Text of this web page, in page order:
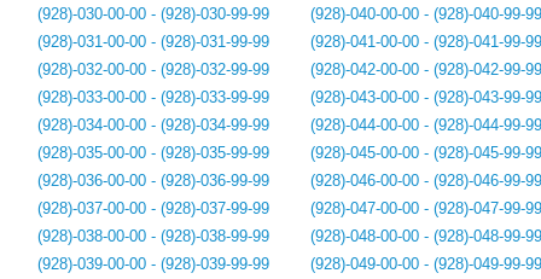
(928)-030-00-00 - (928)-030-99-99
(928)-031-00-00 - (928)-031-99-99
(928)-032-00-00 - (928)-032-99-99
(928)-033-00-00 - (928)-033-99-99
(928)-034-00-00 - (928)-034-99-99
(928)-035-00-00 - (928)-035-99-99
(928)-036-00-00 - (928)-036-99-99
(928)-037-00-00 - (928)-037-99-99
(928)-038-00-00 - (928)-038-99-99
(928)-039-00-00 - (928)-039-99-99
(928)-040-00-00 - (928)-040-99-99
(928)-041-00-00 - (928)-041-99-99
(928)-042-00-00 - (928)-042-99-99
(928)-043-00-00 - (928)-043-99-99
(928)-044-00-00 - (928)-044-99-99
(928)-045-00-00 - (928)-045-99-99
(928)-046-00-00 - (928)-046-99-99
(928)-047-00-00 - (928)-047-99-99
(928)-048-00-00 - (928)-048-99-99
(928)-049-00-00 - (928)-049-99-99